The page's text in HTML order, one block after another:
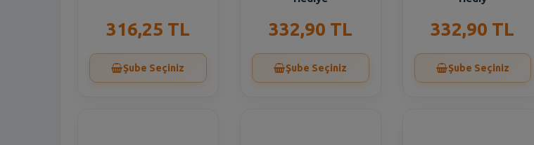
316,25 TL
Şube Seçiniz
332,90 TL
Şube Seçiniz
332,90 TL
Şube Seçiniz